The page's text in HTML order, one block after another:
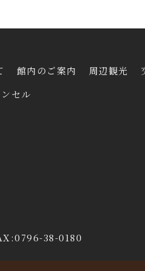
館内のご案内 周辺観光
セル
38-0180